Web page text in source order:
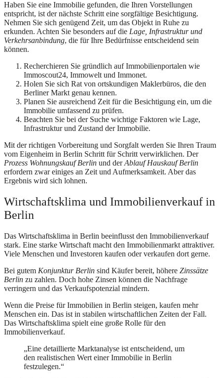
Haben Sie eine Immobilie gefunden, die Ihren Vorstellungen
entspricht, ist der nächste Schritt eine sorgfältige Besichtigung.
Nehmen Sie sich genügend Zeit, um das Objekt in Ruhe zu
erkunden. Achten Sie besonders auf die Lage, Infrastruktur und
Verkehrsanbindung, die für Ihre Bedürfnisse entscheidend sein
können.
Recherchieren Sie gründlich auf Immobilienportalen wie
Immoscout24, Immowelt und Immonet.
Holen Sie sich Rat von ortskundigen Maklerbüros, die den
Berliner Markt genau kennen.
Planen Sie ausreichend Zeit für die Besichtigung ein, um die
Immobilie umfassend zu prüfen.
Beachten Sie bei der Suche wichtige Faktoren wie Lage,
Infrastruktur und Zustand der Immobilie.
Mit der richtigen Vorbereitung und Sorgfalt werden Sie Ihren Traum
vom Eigenheim in Berlin Schritt für Schritt verwirklichen. Der
Prozess Wohnungskauf Berlin und derAblauf Hauskauf Berlin
erfordern zwar einiges an Zeit und Aufmerksamkeit. Aber das
Ergebnis wird sich lohnen.
Wirtschaftsklima und Immobilienverkauf in
Berlin
Das Wirtschaftsklima in Berlin beeinflusst den Immobilienverkauf
stark. Eine starke Wirtschaft macht den Immobilienmarkt attraktiver.
Viele Menschen und Investoren kaufen oder verkaufen dort gerne.
Bei gutem Konjunktur Berlin sind Käufer bereit, höhere Zinssätze
Berlin zu zahlen. Doch hohe Zinsen können die Nachfrage
verringern und das Verkaufspotenzial mindern.
Wenn die Preise für Immobilien in Berlin steigen, kaufen mehr
Menschen ein. Das ist in stabilen wirtschaftlichen Zeiten der Fall.
Das Wirtschaftsklima spielt eine große Rolle für den
Immobilienverkauf.
„Eine detaillierte Marktanalyse ist entscheidend, um
den realistischen Wert einer Immobilie in Berlin
festzulegen.“